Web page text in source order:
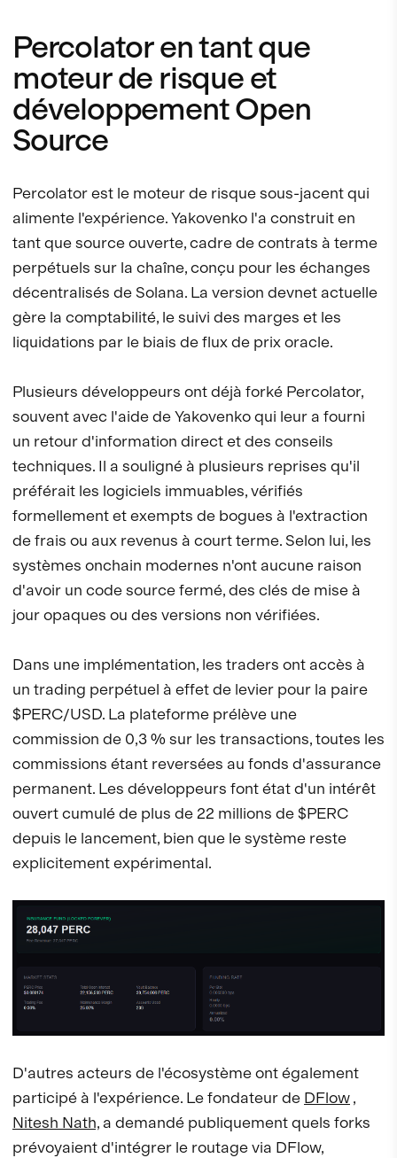
Percolator en tant que
moteur de risque et
développement Open
Source
Percolator est le moteur de risque sous-jacent qui
alimente l'expérience. Yakovenko l'a construit en
tant que source ouverte, cadre de contrats à terme
perpétuels sur la chaîne, conçu pour les échanges
décentralisés de Solana. La version devnet actuelle
gère la comptabilité, le suivi des marges et les
liquidations par le biais de flux de prix oracle.
Plusieurs développeurs ont déjà forké Percolator,
souvent avec l'aide de Yakovenko qui leur a fourni
un retour d'information direct et des conseils
techniques. Il a souligné à plusieurs reprises qu'il
préférait les logiciels immuables, vérifiés
formellement et exempts de bogues à l'extraction
de frais ou aux revenus à court terme. Selon lui, les
systèmes onchain modernes n'ont aucune raison
d'avoir un code source fermé, des clés de mise à
jour opaques ou des versions non vérifiées.
Dans une implémentation, les traders ont accès à
un trading perpétuel à effet de levier pour la paire
$PERC/USD. La plateforme prélève une
commission de 0,3 % sur les transactions, toutes les
commissions étant reversées au fonds d'assurance
permanent. Les développeurs font état d'un intérêt
ouvert cumulé de plus de 22 millions de $PERC
depuis le lancement, bien que le système reste
explicitement expérimental.
D'autres acteurs de l'écosystème ont également
participé à l'expérience. Le fondateur de DFlow,
Nitesh Nath,a demandé publiquement quels forks
prévoyaient d'intégrer le routage via DFlow,